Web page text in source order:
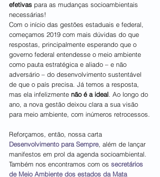
efetivas para as mudanças socioambientais
necessárias!
Com o início das gestões estaduais e federal,
começamos 2019 com mais dúvidas do que
respostas, principalmente esperando que o
governo federal entendesse o meio ambiente
como pauta estratégica e aliado – e não
adversário – do desenvolvimento sustentável
de que o país precisa. Já temos a resposta,
mas ela infelizmente não é a ideal. Ao longo do
ano, a nova gestão deixou clara a sua visão
para meio ambiente, com inúmeros retrocessos.
Reforçamos, então, nossa carta
Desenvolvimento para Sempre, além de lançar
manifestos em prol da agenda socioambiental.
Também nos encontramos com os secretários
de Meio Ambiente dos estados da Mata